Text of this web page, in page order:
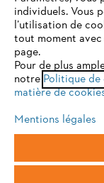
Politique de
Mentions légales
ANDREAS STIHL
België/Belgique
VAT Number: BE
Vous utilisez un
en charge, et
peuvent
optimale de
l'un des
firefox
individuels. Vous
l’utilisation de
tout moment
page.
Pour de plus
notre Politique
matière de
Mentions légales